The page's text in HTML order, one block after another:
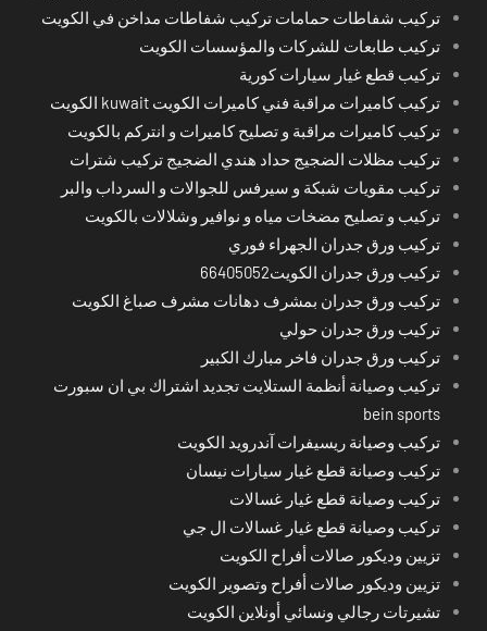
تركيب شفاطات حمامات تركيب شفاطات مداخن في الكويت
تركيب طابعات للشركات والمؤسسات الكويت
تركيب قطع غيار سيارات كورية
تركيب كاميرات مراقبة فني كاميرات الكويت kuwait الكويت
تركيب كاميرات مراقبة و تصليح كاميرات و انتركم بالكويت
تركيب مظلات الضجيج حداد هندي الضجيج تركيب شترات
تركيب مقويات شبكة و سيرفس للجوالات و السرداب والبر
تركيب و تصليح مضخات مياه و نوافير وشلالات بالكويت
تركيب ورق جدران الجهراء فوري
تركيب ورق جدران الكويت66405052
تركيب ورق جدران بمشرف دهانات مشرف صباغ الكويت
تركيب ورق جدران حولي
تركيب ورق جدران فاخر مبارك الكبير
تركيب وصيانة أنظمة الستلايت تجديد اشتراك بي ان سبورت
bein sports
تركيب وصيانة ريسيفرات آندرويد الكويت
تركيب وصيانة قطع غيار سيارات نيسان
تركيب وصيانة قطع غيار غسالات
تركيب وصيانة قطع غيار غسالات ال جي
تزيين وديكور صالات أفراح الكويت
تزيين وديكور صالات أفراح وتصوير الكويت
تشيرتات رجالي ونسائي أونلاين الكويت